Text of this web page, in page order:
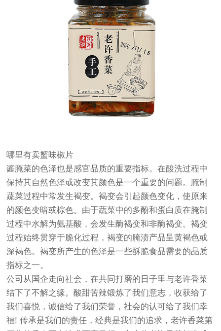
哪里有卖蟹味椒片
酱腌菜的色泽也是感官品质的重要指标。在酸洗过程中
保持其自然色泽或改变其颜色是一个重要的问题。腌制
蔬菜过程中常发生褐变。褐变会引起颜色变化，使原来
的颜色变暗或棕色。由于蔬菜中的多酚和蛋白质在腌制
过程中水解为氨基酸，会发生酶褐变和非酶褐变。褐变
过程始终贯穿于脆化过程，褐变的腌渍产品呈黄褐色或
深褐色。褐变所产生的色泽是一些酥脆食品需要的品质
指标之一。
公司从国企走向社会，在共同打磨的日子里与老许香菜
结下了不解之缘。酸甜苦辣锻炼了我们意志，收获给了
我们喜悦，诚信给了我们荣誉，社会的认可给了我们幸
福! 传承是我们的责任，经典是我们的追求，老许香菜第